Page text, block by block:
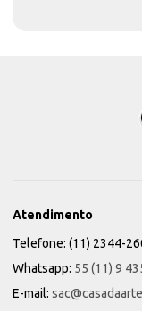
Atendimento
Telefone: (11) 2344-
Whatsapp: 55 (11) 9
E-mail: